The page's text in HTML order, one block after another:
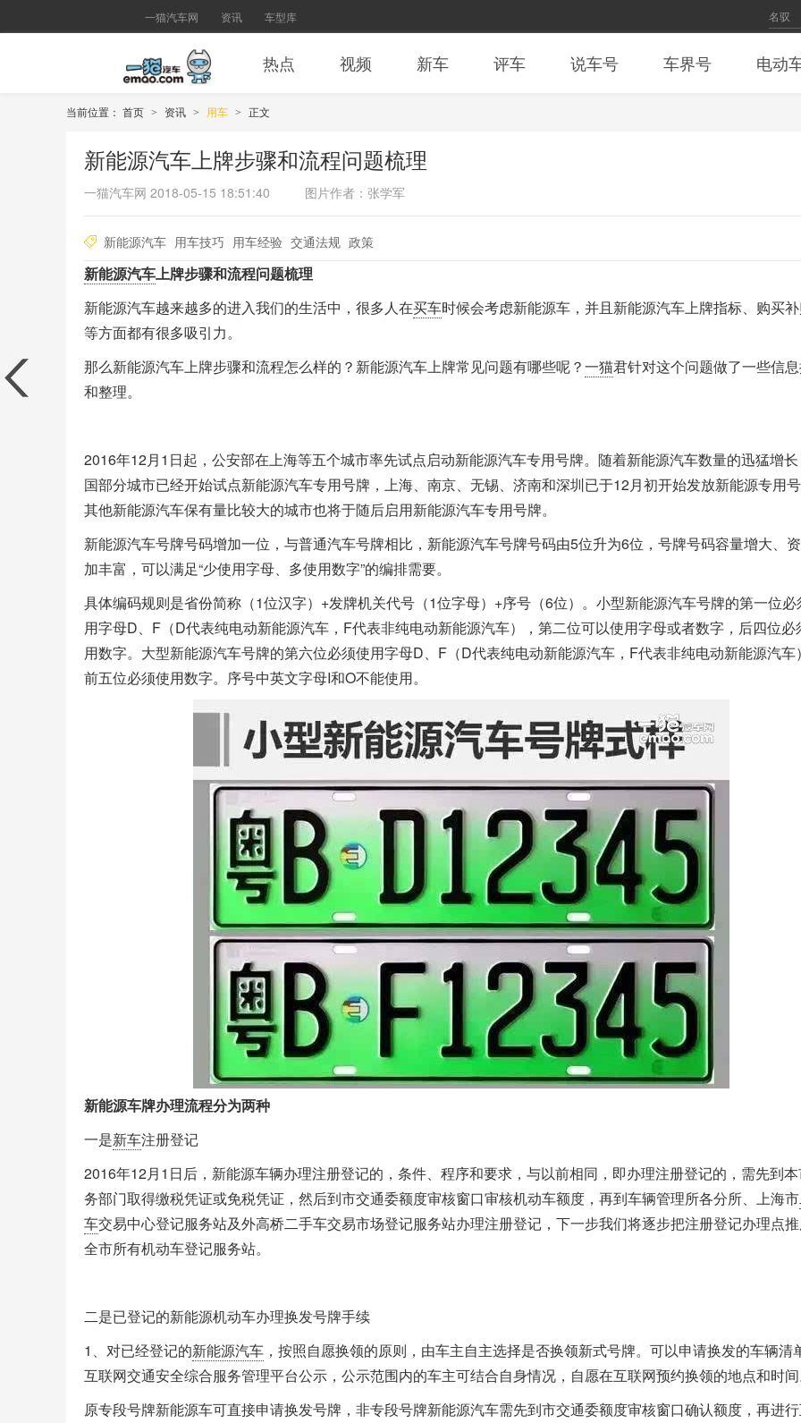
一猫汽车网 资讯 车型库
热点 视频 新车 评车 说车号 车界号 电动
当前位置： 首页 > 资讯 > 用车 > 正文
新能源汽车上牌步骤和流程问题梳理
一猫汽车网 2018-05-15 18:51:40 图片作者：张学军
新能源汽车 用车技巧 用车经验 交通法规 政策
新能源汽车上牌步骤和流程问题梳理
新能源汽车越来越多的进入我们的生活中，很多人在买车时候会考虑新能源车，并且新能源汽车上牌指标、购买
等方面都有很多吸引力。
那么新能源汽车上牌步骤和流程怎么样的？新能源汽车上牌常见问题有哪些呢？一猫君针对这个问题做了一些信
和整理。
2016年12月1日起，公安部在上海等五个城市率先试点启动新能源汽车专用号牌。随着新能源汽车数量的迅猛增长
国部分城市已经开始试点新能源汽车专用号牌，上海、南京、无锡、济南和深圳已于12月初开始发放新能源专用号
其他新能源汽车保有量比较大的城市也将于随后启用新能源汽车专用号牌。
新能源汽车号牌号码增加一位，与普通汽车号牌相比，新能源汽车号牌号码由5位升为6位，号牌号码容量增大、
加丰富，可以满足“少使用字母、多使用数字”的编排需要。
具体编码规则是省份简称（1位汉字）+发牌机关代号（1位字母）+序号（6位）。小型新能源汽车号牌的第一位必
用字母D、F（D代表纯电动新能源汽车，F代表非纯电动新能源汽车），第二位可以使用字母或者数字，后四位必
用数字。大型新能源汽车号牌的第六位必须使用字母D、F（D代表纯电动新能源汽车，F代表非纯电动新能源汽车
前五位必须使用数字。序号中英文字母I和O不能使用。
新能源车牌办理流程分为两种
一是新车注册登记
2016年12月1日后，新能源车辆办理注册登记的，条件、程序和要求，与以前相同，即办理注册登记的，需先到
务部门取得缴税凭证或免税凭证，然后到市交通委额度审核窗口审核机动车额度，再到车辆管理所各分所、上海市
车交易中心登记服务站及外高桥二手车交易市场登记服务站办理注册登记，下一步我们将逐步把注册登记办理点
全市所有机动车登记服务站。
二是已登记的新能源机动车办理换发号牌手续
1、对已经登记的新能源汽车 ，按照自愿换领的原则，由车主自主选择是否换领新式号牌。可以申请换发的车辆清
互联网交通安全综合服务管理平台公示，公示范围内的车主可结合自身情况，自愿在互联网预约换领的地点和时间
原专段号牌新能源车可直接申请换发号牌，非专段号牌新能源汽车需先到市交通委额度审核窗口确认额度，再进